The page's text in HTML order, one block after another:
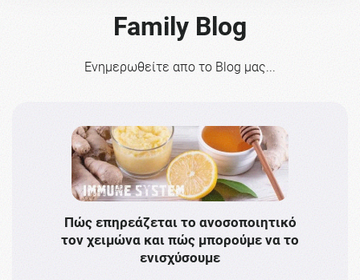
Family Blog
Ενημερωθείτε απο το Blog μας...
Πώς επηρεάζεται το ανοσοποιητικό
τον χειμώνα και πώς μπορούμε να το
ενισχύσουμε